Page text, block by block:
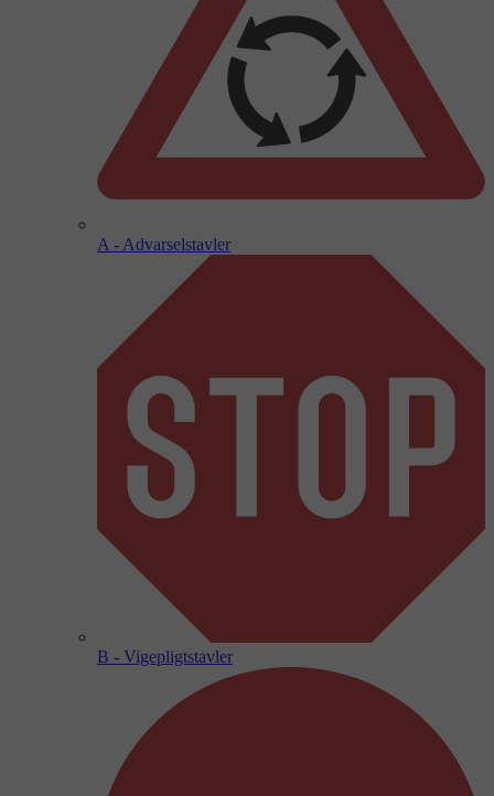
A - Advarselstavler
B - Vigepligtstavler